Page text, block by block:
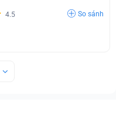
4.5 So sánh